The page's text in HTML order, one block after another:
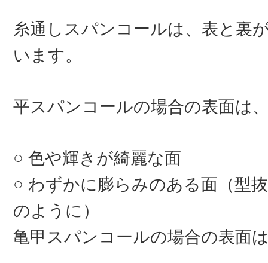
糸通しスパンコールは、表と裏
います。
平スパンコールの場合の表面は
色や輝きが綺麗な面
わずかに膨らみのある面（型
のように）
亀甲スパンコールの場合の表面